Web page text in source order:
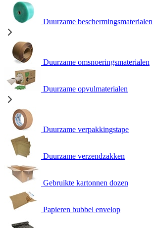
Duurzame beschermingsmaterialen
Duurzame omsnoeringsmaterialen
Duurzame opvulmaterialen
Duurzame verpakkingstape
Duurzame verzendzakken
Gebruikte kartonnen dozen
Papieren bubbel envelop